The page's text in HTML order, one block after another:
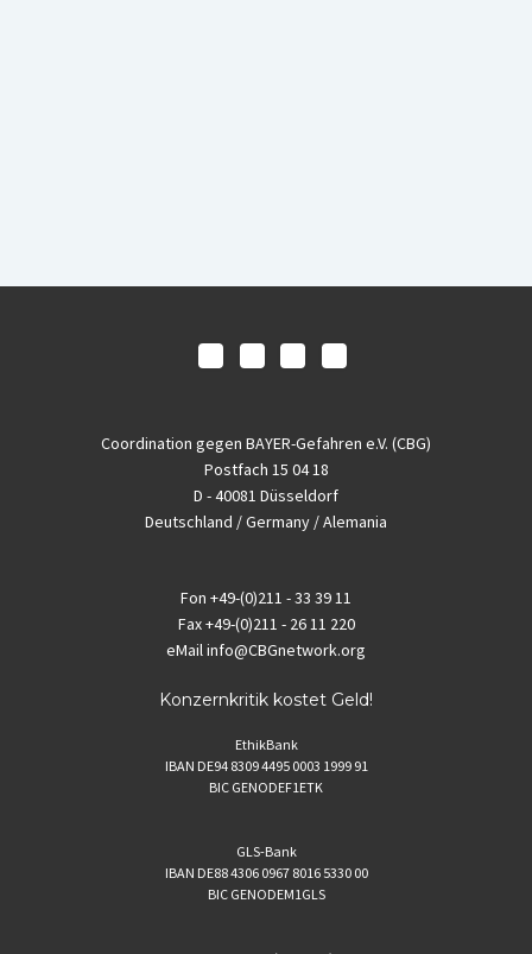
Coordination gegen BAYER-Gefahren e.V. (CBG)
Postfach 15 04 18
D - 40081 Düsseldorf
Deutschland / Germany / Alemania
Fon +49-(0)211 - 33 39 11
Fax+49-(0)211 - 26 11 220
eMailinfo@CBGnetwork.org
Konzernkritik kostet Geld!
EthikBank
IBAN DE94 8309 4495 0003 1999 91
BIC GENODEF1ETK
GLS-Bank
IBAN DE88 4306 0967 8016 5330 00
BIC GENODEM1GLS